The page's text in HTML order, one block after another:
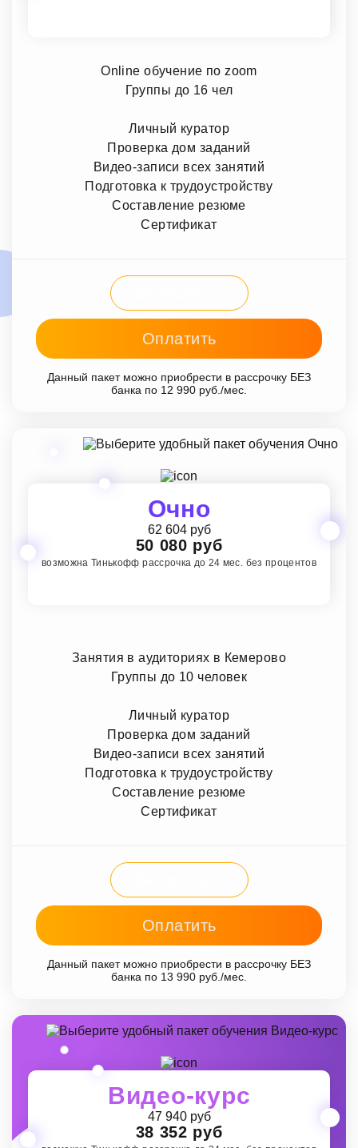
Online обучение по zoom
Группы до 16 чел
Личный куратор
Проверка дом заданий
Видео-записи всех занятий
Подготовка к трудоустройству
Составление резюме
Сертификат
Оплатить
Данный пакет можно приобрести в рассрочку БЕЗ
банка по 12 990 руб./мес.
Очно
62 604 руб
50 080 руб
возможна Тинькофф рассрочка до 24 мес. без процентов
Занятия в аудиториях в Кемерово
Группы до 10 человек
Личный куратор
Проверка дом заданий
Видео-записи всех занятий
Подготовка к трудоустройству
Составление резюме
Сертификат
Оплатить
Данный пакет можно приобрести в рассрочку БЕЗ
банка по 13 990 руб./мес.
Видео-курс
47 940 руб
38 352 руб